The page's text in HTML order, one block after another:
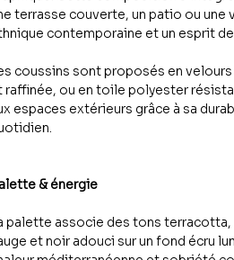
terrasse couverte, un patio ou une
contemporaine et un esprit
coussins sont proposés en
raffinée, ou en toile polyester
espaces extérieurs grâce à sa
& énergie
palette associe des tons
et noir adouci sur un fond écru